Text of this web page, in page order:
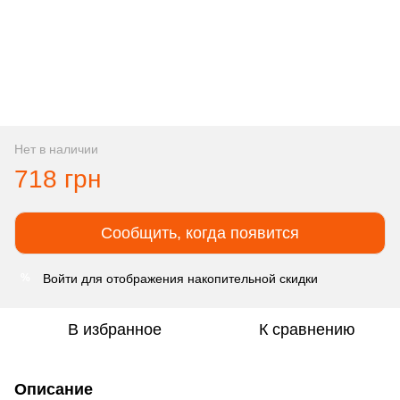
Нет в наличии
718 грн
Сообщить, когда появится
Войти для отображения накопительной скидки
В избранное К сравнению
Описание